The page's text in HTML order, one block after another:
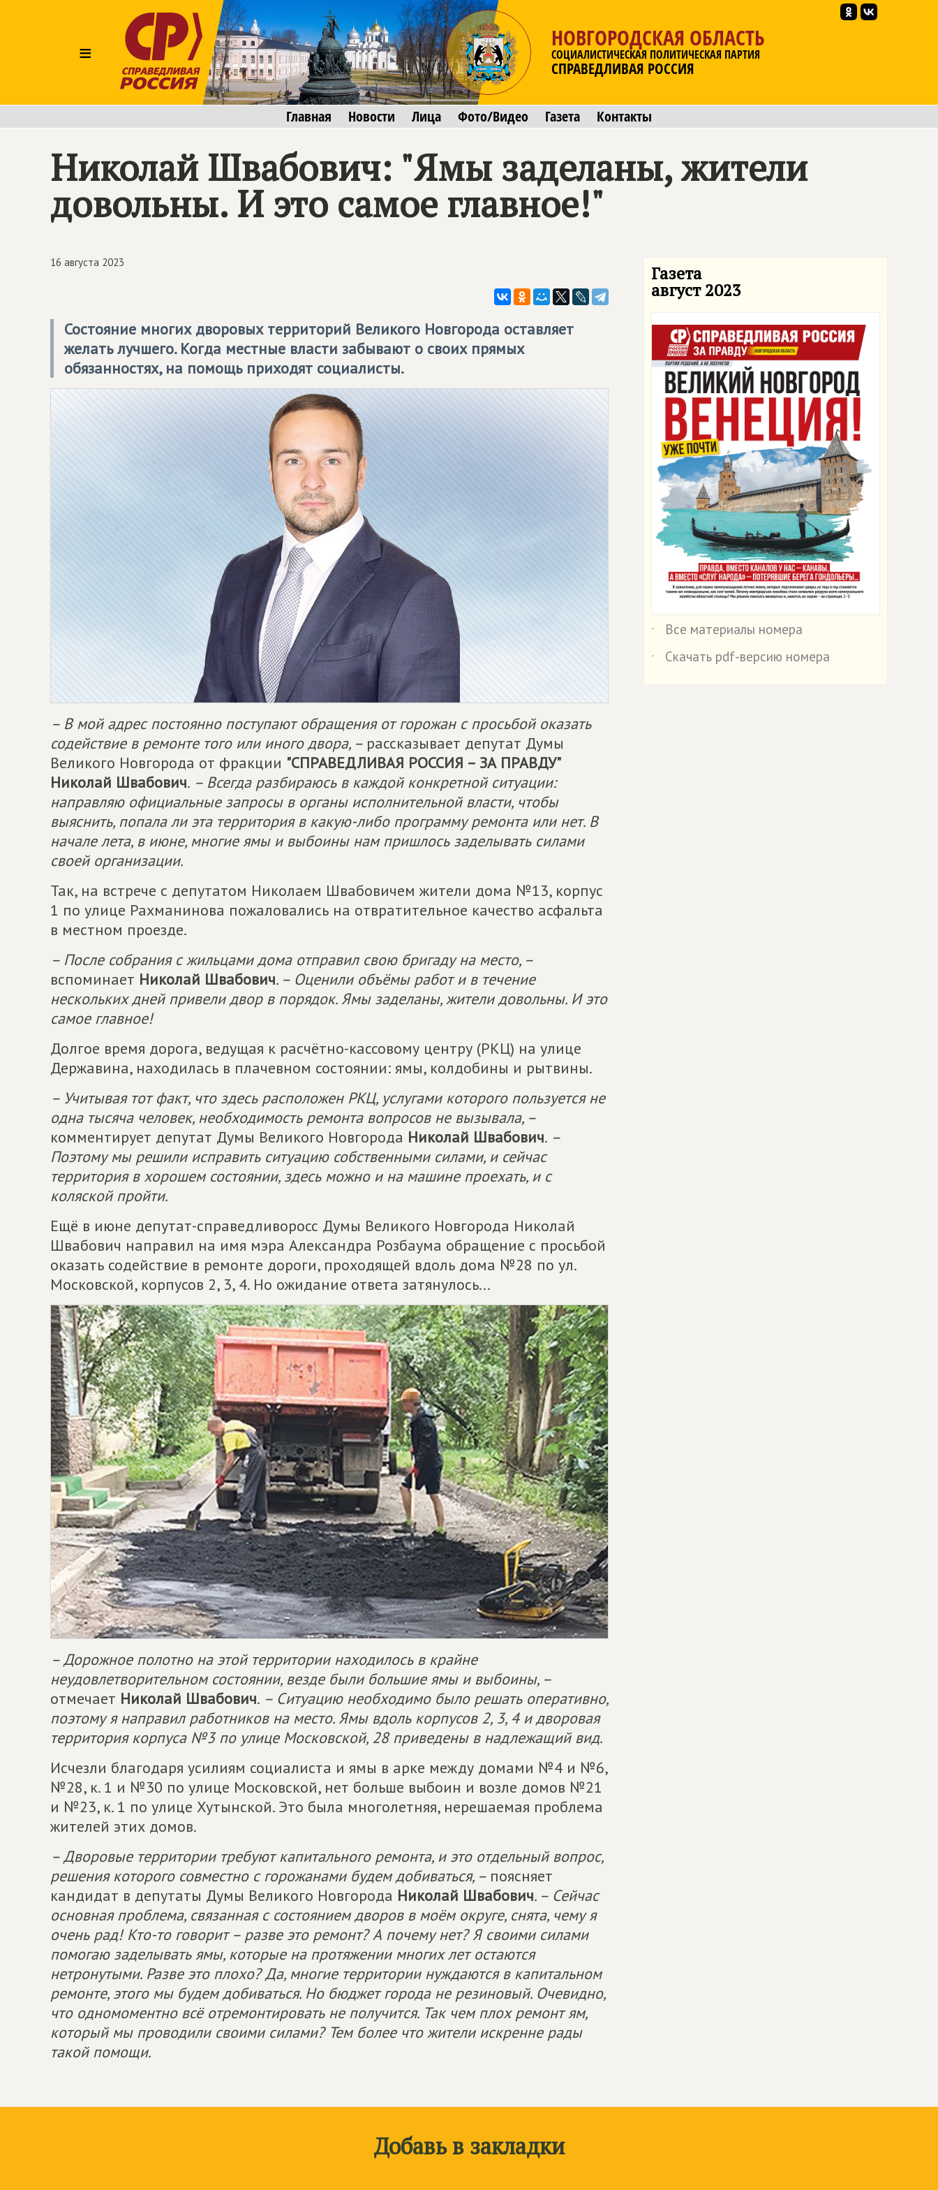
≡
НОВГОРОДСКАЯ ОБЛАСТЬ
СОЦИАЛИСТИЧЕСКАЯ ПОЛИТИЧЕСКАЯ ПАРТИЯ
СПРАВЕДЛИВАЯ РОССИЯ
Главная Новости Лица Фото/Видео Газета Контакты
Николай Швабович: "Ямы заделаны, жители
довольны. И это самое главное!"
16 августа 2023
Состояние многих дворовых территорий Великого Новгорода оставляет
желать лучшего. Когда местные власти забывают о своих прямых
обязанностях, на помощь приходят социалисты.
– В мой адрес постоянно поступают обращения от горожан с просьбой оказать
содействие в ремонте того или иного двора, – рассказывает депутат Думы
Великого Новгорода от фракции "СПРАВЕДЛИВАЯ РОССИЯ – ЗА ПРАВДУ"
Николай Швабович. – Всегда разбираюсь в каждой конкретной ситуации:
направляю официальные запросы в органы исполнительной власти, чтобы
выяснить, попала ли эта территория в какую-либо программу ремонта или нет. В
начале лета, в июне, многие ямы и выбоины нам пришлось заделывать силами
своей организации.
Так, на встрече с депутатом Николаем Швабовичем жители дома №13, корпус
1 по улице Рахманинова пожаловались на отвратительное качество асфальта
в местном проезде.
– После собрания с жильцами дома отправил свою бригаду на место, –
вспоминает Николай Швабович. – Оценили объёмы работ и в течение
нескольких дней привели двор в порядок. Ямы заделаны, жители довольны. И это
самое главное!
Долгое время дорога, ведущая к расчётно-кассовому центру (РКЦ) на улице
Державина, находилась в плачевном состоянии: ямы, колдобины и рытвины.
– Учитывая тот факт, что здесь расположен РКЦ, услугами которого пользуется не
одна тысяча человек, необходимость ремонта вопросов не вызывала, –
комментирует депутат Думы Великого Новгорода Николай Швабович. –
Поэтому мы решили исправить ситуацию собственными силами, и сейчас
территория в хорошем состоянии, здесь можно и на машине проехать, и с
коляской пройти.
Ещё в июне депутат-справедливоросс Думы Великого Новгорода Николай
Швабович направил на имя мэра Александра Розбаума обращение с просьбой
оказать содействие в ремонте дороги, проходящей вдоль дома №28 по ул.
Московской, корпусов 2, 3, 4. Но ожидание ответа затянулось...
– Дорожное полотно на этой территории находилось в крайне
неудовлетворительном состоянии, везде были большие ямы и выбоины, –
отмечает Николай Швабович. – Ситуацию необходимо было решать оперативно,
поэтому я направил работников на место. Ямы вдоль корпусов 2, 3, 4 и дворовая
территория корпуса №3 по улице Московской, 28 приведены в надлежащий вид.
Исчезли благодаря усилиям социалиста и ямы в арке между домами №4 и №6,
№28, к. 1 и №30 по улице Московской, нет больше выбоин и возле домов №21
и №23, к. 1 по улице Хутынской. Это была многолетняя, нерешаемая проблема
жителей этих домов.
– Дворовые территории требуют капитального ремонта, и это отдельный вопрос,
решения которого совместно с горожанами будем добиваться, – поясняет
кандидат в депутаты Думы Великого Новгорода Николай Швабович. – Сейчас
основная проблема, связанная с состоянием дворов в моём округе, снята, чему я
очень рад! Кто-то говорит – разве это ремонт? А почему нет? Я своими силами
помогаю заделывать ямы, которые на протяжении многих лет остаются
нетронутыми. Разве это плохо? Да, многие территории нуждаются в капитальном
ремонте, этого мы будем добиваться. Но бюджет города не резиновый. Очевидно,
что одномоментно всё отремонтировать не получится. Так чем плох ремонт ям,
который мы проводили своими силами? Тем более что жители искренне рады
такой помощи.
Газета
август 2023
˙
Все материалы номера
˙
Скачать pdf-версию номера
Добавь в закладки